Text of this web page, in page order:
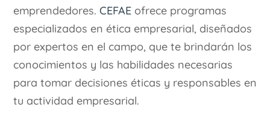
emprendedores. CEFAEofrece programas
especializados en ética empresarial, diseñados
por expertos en el campo, que te brindarán los
conocimientos y las habilidades necesarias
para tomar decisiones éticas y responsables en
tu actividad empresarial.